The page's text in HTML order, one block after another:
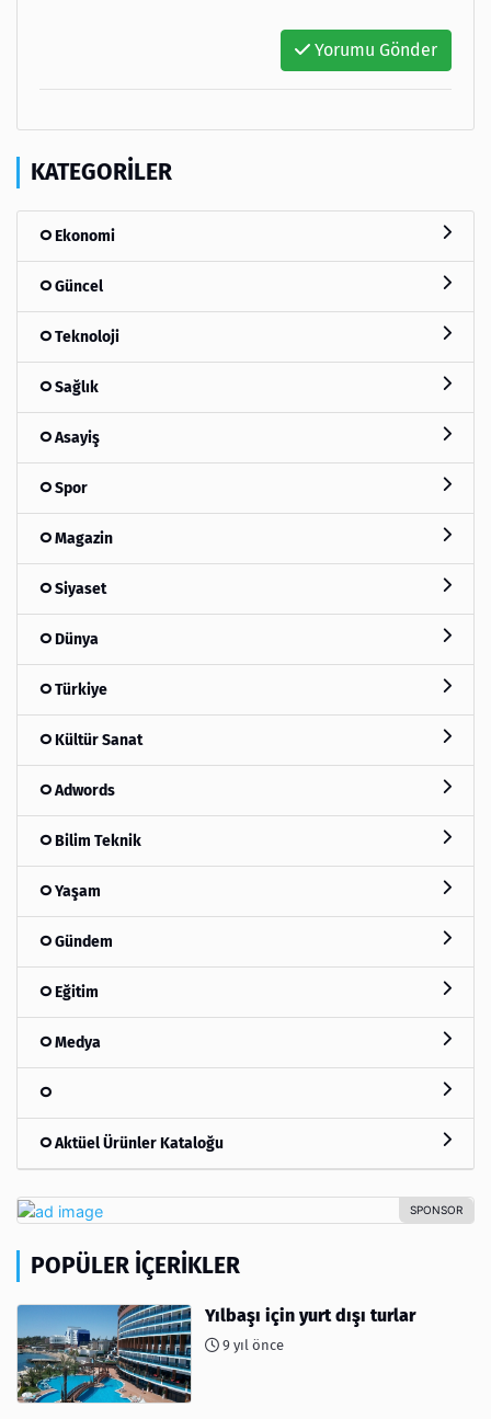
Yorumu Gönder
KATEGORILER
Ekonomi
Güncel
Teknoloji
Sağlık
Asayiş
Spor
Magazin
Siyaset
Dünya
Türkiye
Kültür Sanat
Adwords
Bilim Teknik
Yaşam
Gündem
Eğitim
Medya
Aktüel Ürünler Kataloğu
POPÜLER İÇERIKLER
Yılbaşı için yurt dışı turlar
9 yıl önce